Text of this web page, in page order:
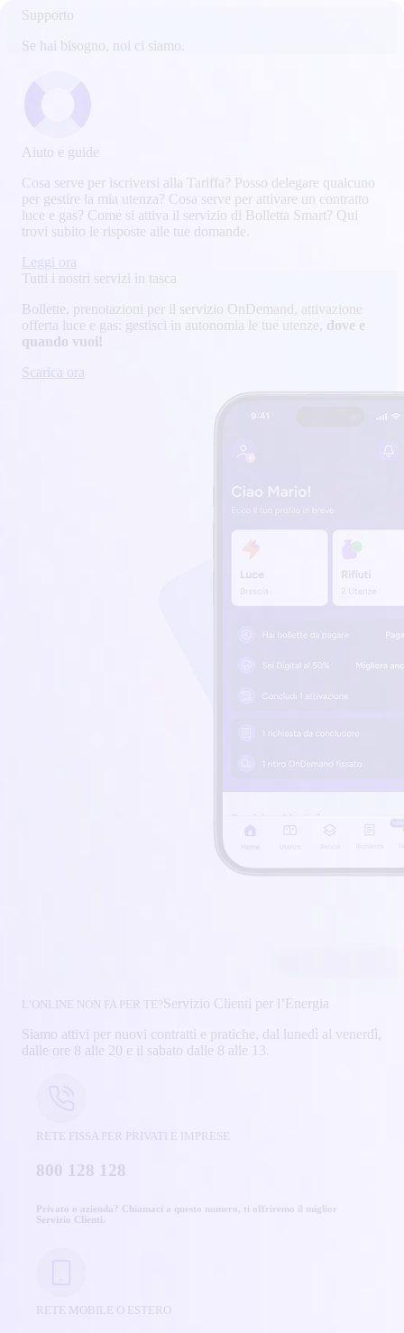
Supporto
Se hai bisogno, noi ci siamo.
Aiuto e guide
Cosa serve per iscriversi alla Tariffa? Posso delegare qualcuno
per gestire la mia utenza? Cosa serve per attivare un contratto
luce e gas? Come si attiva il servizio di Bolletta Smart? Qui
trovi subito le risposte alle tue domande.
Leggi ora
Tutti i nostri servizi in tasca
Bollette, prenotazioni per il servizio OnDemand, attivazione
offerta luce e gas: gestisci in autonomia le tue utenze, dove e
quando vuoi!
Scarica ora
L’ONLINE NON FA PER TE?Servizio Clienti per l’Energia
Siamo attivi per nuovi contratti e pratiche, dal lunedì al venerdì,
dalle ore 8 alle 20 e il sabato dalle 8 alle 13.
RETE FISSA PER PRIVATI E IMPRESE
800 128 128
Privato o azienda? Chiamaci a questo numero, ti offriremo il miglior
Servizio Clienti.
RETE MOBILE O ESTERO